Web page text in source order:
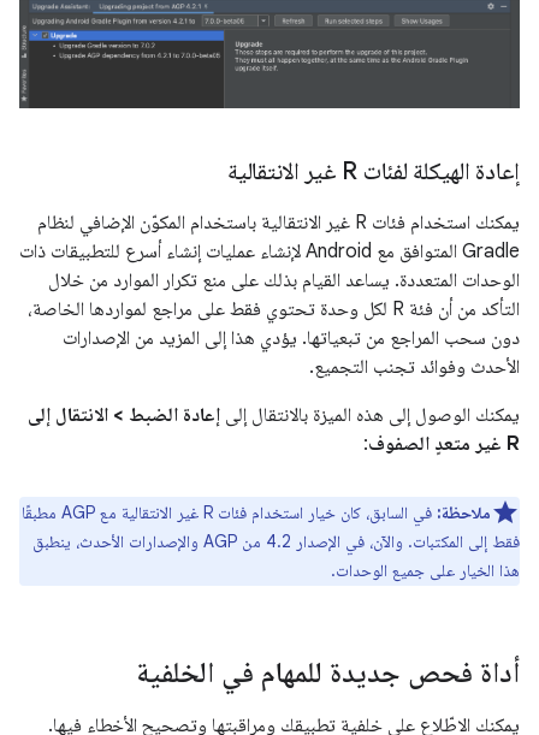
إعادة الهيكلة لفئات R غير الانتقالية
يمكنك استخدام فئات R غير الانتقالية باستخدام المكوّن الإضافي لنظام
Gradle المتوافق مع Android لإنشاء عمليات إنشاء أسرع للتطبيقات ذات
الوحدات المتعددة. يساعد القيام بذلك على منع تكرار الموارد من خلال
التأكد من أن فئة R لكل وحدة تحتوي فقط على مراجع لمواردها الخاصة،
دون سحب المراجع من تبعياتها. يؤدي هذا إلى المزيد من الإصدارات
الأحدث وفوائد تجنب التجميع.
يمكنك الوصول إلى هذه الميزة بالانتقال إلى إعادة الضبط > الانتقال إلى
R غير متعدٍ الصفوف
:
ملاحظة:
في السابق، كان خيار استخدام فئات R غير الانتقالية مع AGP مطبقًا
فقط إلى المكتبات. والآن، في الإصدار 4.2 من AGP والإصدارات الأحدث، ينطبق
هذا الخيار على جميع الوحدات.
أداة فحص جديدة للمهام في الخلفية
يمكنك الاطّلاع على خلفية تطبيقك ومراقبتها وتصحيح الأخطاء فيها.